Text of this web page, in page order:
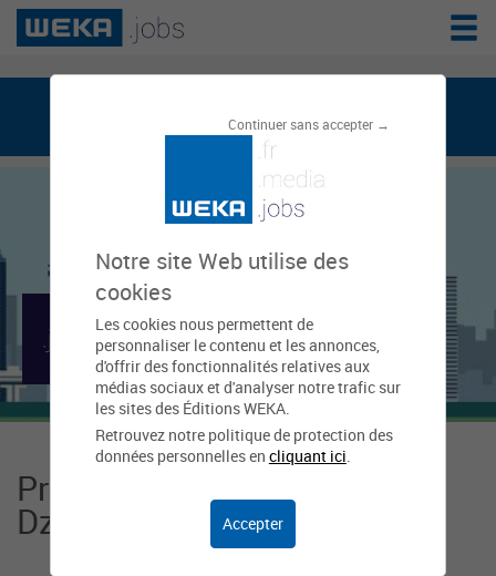
Continuer sans accepter →
Notre site Web utilise des
cookies
Les cookies nous permettent de
personnaliser le contenu et les annonces,
d'offrir des fonctionnalités relatives aux
médias sociaux et d'analyser notre trafic sur
les sites des Éditions WEKA.
Retrouvez notre politique de protection des
données personnelles en cliquant ici.
Accepter
weka.jobs, le réseau de l'emploi public
Mairie de Dzaoudzi
Présentation Mairie de
Dzaoudzi